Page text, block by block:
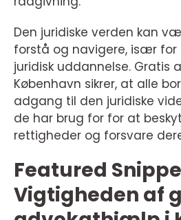
Den juridiske verden kan
forstå og navigere, især for
juridisk uddannelse. Gratis
København sikrer, at alle
adgang til den juridiske
de har brug for for at
rettigheder og forsvare
Featured
Vigtigheden af